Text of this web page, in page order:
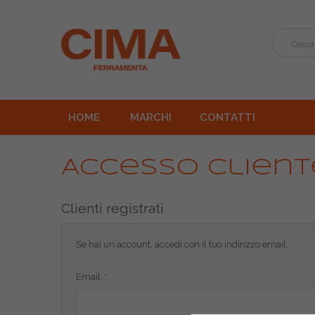
HOME MARCHI CONTATTI
Accesso
Clienti registrati
Se hai un account, accedi con il tuo indirizzo email.
Email